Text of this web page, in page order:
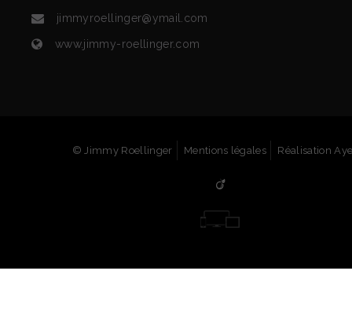
jimmyroellinger@ymail.com
www.jimmy-roellinger.com
© Jimmy Roellinger Mentions légales Réalisation